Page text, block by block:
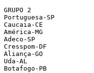
GRUPO 2                           	PTS	J	V	E	D
Portuguesa-SP                     	19	7	6	1
Caucaia-CE                        	10	7	3	1	3
América-MG                        	10	7	3	1	3
Adeco-SP                          	10	7	3	1	3
Cresspom-DF                       	9	7	5	0
Aliança-GO                        	7	7	2	1	4
Uda-AL                            	6	7	2	0	5
Botafogo-PB                       	4	7	1	1	5